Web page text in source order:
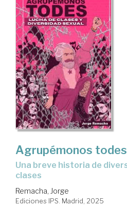
Agrupémonos todes
Una breve historia de diversidad sexual y lucha de
clases
Remacha, Jorge
Ediciones IPS. Madrid, 2025